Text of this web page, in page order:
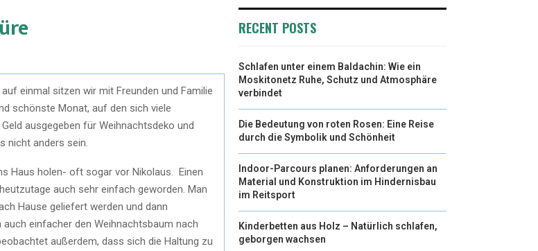
einmal sitzen wir mit Freunden und Familie
schönste Monat, auf den sich viele
ausgegeben für Weihnachtsdeko und
nicht anders sein.
Haus holen- oft sogar vor Nikolaus. Einen
auch sehr einfach geworden. Man
Hause geliefert werden und dann
einfacher den Weihnachtsbaum nach
außerdem, dass sich die Haltung zu
RECENT POSTS
Schlafen unter einem Baldachin: Wie ein
Moskitonetz Ruhe, Schutz und Atmosphäre
verbindet
Die Bedeutung von roten Rosen: Eine Reise
durch die Symbolik und Schönheit
Indoor-Parcours planen: Anforderungen an
Material und Konstruktion im Hindernisbau
im Reitsport
Kinderbetten aus Holz – Natürlich schlafen,
geborgen wachsen